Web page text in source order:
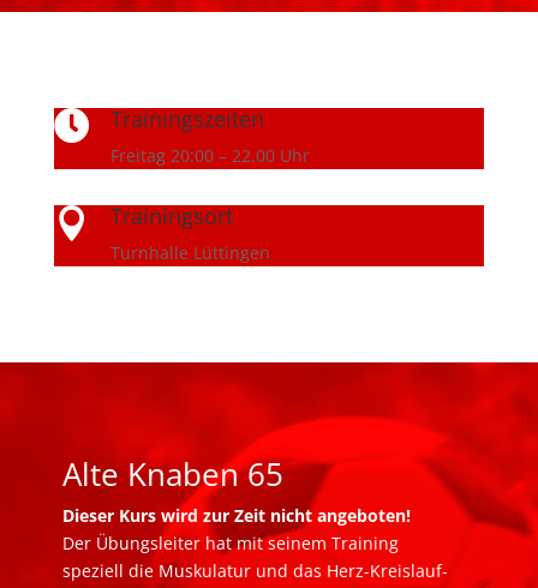
 Trainingszeiten
Freitag 20:00 – 22.00 Uhr
 Trainingsort
Turnhalle Lüttingen
Alte Knaben 65
Dieser Kurs wird zur Zeit nicht angeboten!
Der Übungsleiter hat mit seinem Training
speziell die Muskulatur und das Herz-Kreislauf-